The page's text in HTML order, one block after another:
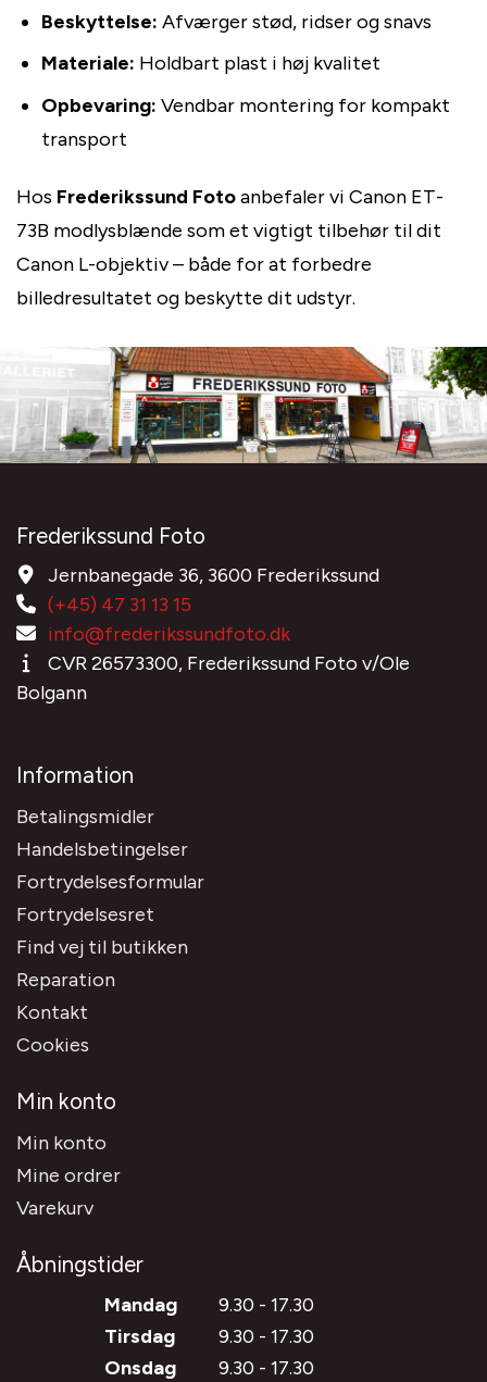
Beskyttelse: Afværger stød, ridser og snavs
Materiale: Holdbart plast i høj kvalitet
Opbevaring: Vendbar montering for kompakt
transport
Hos Frederikssund Fotoanbefaler vi Canon ET-
73B modlysblænde som et vigtigt tilbehør til dit
Canon L-objektiv – både for at forbedre
billedresultatet og beskytte dit udstyr.
Frederikssund Foto
Jernbanegade 36, 3600 Frederikssund
(+45) 47 31 13 15
info@frederikssundfoto.dk
CVR 26573300, Frederikssund Foto v/Ole
Bolgann
Information
Betalingsmidler
Handelsbetingelser
Fortrydelsesformular
Fortrydelsesret
Find vej til butikken
Reparation
Kontakt
Cookies
Min konto
Min konto
Mine ordrer
Varekurv
Åbningstider
Mandag
9.30 - 17.30
Tirsdag
9.30 - 17.30
Onsdag
9.30 - 17.30